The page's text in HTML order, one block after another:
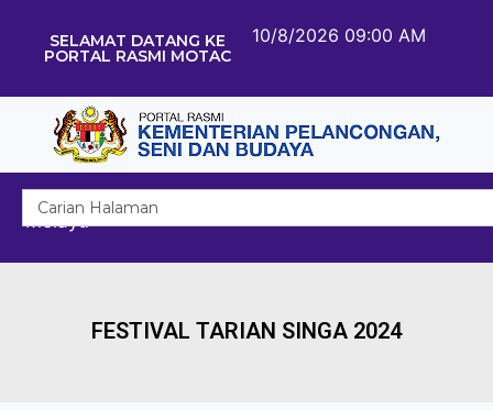
SELAMAT DATANG KE
PORTAL RASMI MOTAC
10/8/2026 09:00 AM
Melayu
FESTIVAL TARIAN SINGA 2024